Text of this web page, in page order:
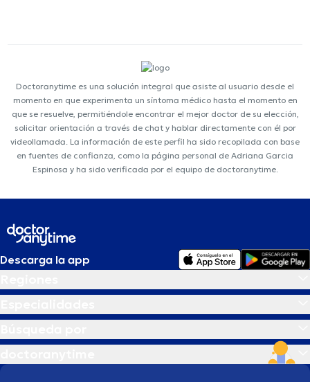
Doctoranytime es una solución integral que asiste al usuario desde el
momento en que experimenta un síntoma médico hasta el momento en
que se resuelve, permitiéndole encontrar el mejor doctor de su elección,
solicitar orientación a través de chat y hablar directamente con él por
videollamada. La información de este perfil ha sido recopilada con base
en fuentes de confianza, como la página personal de Adriana Garcia
Espinosa y ha sido verificada por el equipo de doctoranytime.
Descarga la app